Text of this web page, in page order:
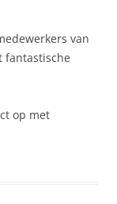
van
fantastische
op met